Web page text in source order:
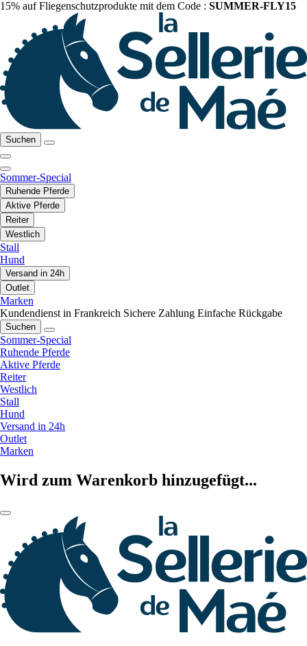
15% auf Fliegenschutzprodukte mit dem Code : SUMMER-FLY15
Suchen
Sommer-Special
Ruhende Pferde
Aktive Pferde
Reiter
Westlich
Stall
Hund
Versand in 24h
Outlet
Marken
Kundendienst in Frankreich Sichere Zahlung Einfache Rückgabe
Suchen
Sommer-Special
Ruhende Pferde
Aktive Pferde
Reiter
Westlich
Stall
Hund
Versand in 24h
Outlet
Marken
Wird zum Warenkorb hinzugefügt...